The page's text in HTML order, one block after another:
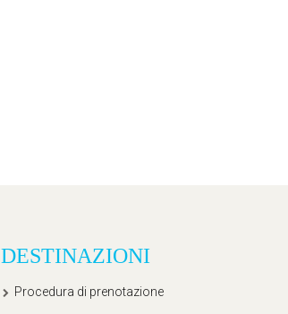
DESTINAZIONI
Procedura di prenotazione